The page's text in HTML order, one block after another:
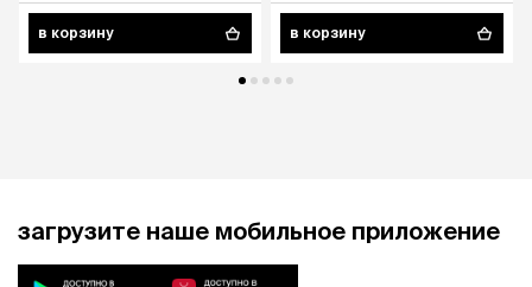
в корзину в корзину
загрузите наше мобильное приложение